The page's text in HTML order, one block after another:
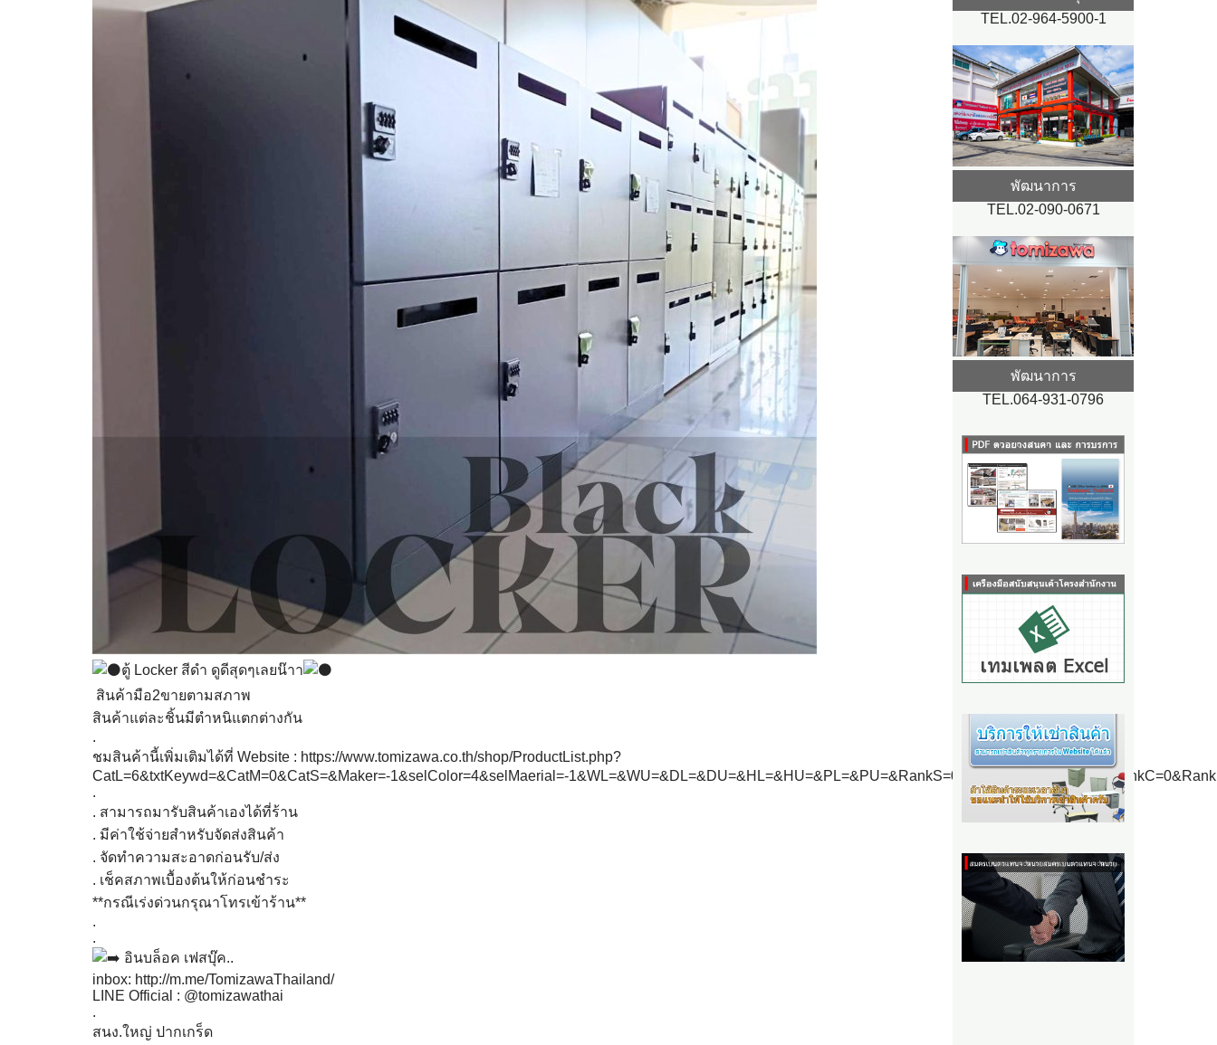
ตู้ Locker สีดำ ดูดีสุดๆเลยน๊าา
สินค้ามือ2ขายตามสภาพ
สินค้าแต่ละชิ้นมีตำหนิแตกต่างกัน
.
ชมสินค้านี้เพิ่มเติมได้ที่ Website : https://www.tomizawa.co.th/shop/ProductList.php?
CatL=6&txtKeywd=&CatM=0&CatS=&Maker=-1&selColor=4&selMaerial=-
.
. สามารถมารับสินค้าเองได้ที่ร้าน
. มีค่าใช้จ่ายสำหรับจัดส่งสินค้า
. จัดทำความสะอาดก่อนรับ/ส่ง
. เช็คสภาพเบื้องต้นให้ก่อนชำระ
**กรณีเร่งด่วนกรุณาโทรเข้าร้าน**
.
.
อินบล็อค เฟสบุ๊ค..
inbox: http://m.me/TomizawaThailand/
LINE Official : @tomizawathai
.
สนง.ใหญ่ ปากเกร็ด
TEL.02-964-5900-1
พัฒนาการ
TEL.02-090-0671
พัฒนาการ
TEL.064-931-0796